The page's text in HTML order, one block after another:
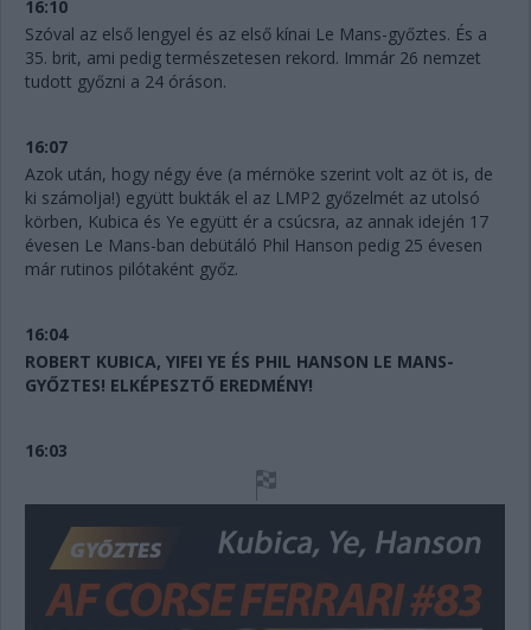
16:10
Szóval az első lengyel és az első kínai Le Mans-győztes. És a
35. brit, ami pedig természetesen rekord. Immár 26 nemzet
tudott győzni a 24 óráson.
16:07
Azok után, hogy négy éve (a mérnöke szerint volt az öt is, de
ki számolja!) együtt bukták el az LMP2 győzelmét az utolsó
körben, Kubica és Ye együtt ér a csúcsra, az annak idején 17
évesen Le Mans-ban debütáló Phil Hanson pedig 25 évesen
már rutinos pilótaként győz.
16:04
ROBERT KUBICA, YIFEI YE ÉS PHIL HANSON LE MANS-
GYŐZTES! ELKÉPESZTŐ EREDMÉNY!
16:03